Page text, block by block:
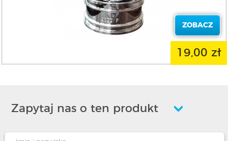
ZOBACZ
19,00 zł
Zapytaj nas o ten produkt